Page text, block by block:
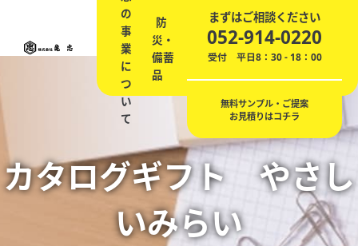
の
事
業
に
つ
い
て
防
災・
備蓄
品
ィ
記
念
贈
答
品
エ
ネ
の
ご
提
案
社
概
まずはご相談ください
052-914-0220
受付 平日8：30 - 18：00
無料サンプル・ご提案
お見積りはコチラ
カタログギフト やさし
いみらい